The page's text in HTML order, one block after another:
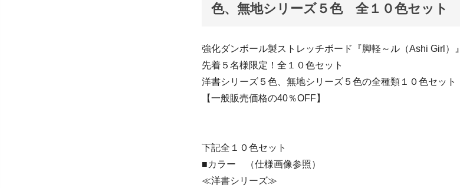
色、無地シリーズ５色 全１０色セット
強化ダンボール製ストレッチボード『脚軽～ル（Ashi Girl）』
先着５名様限定！全１０色セット
洋書シリーズ５色、無地シリーズ５色の全種類１０色セット
【一般販売価格の40％OFF】
下記全１０色セット
■カラー （仕様画像参照）
≪洋書シリーズ≫